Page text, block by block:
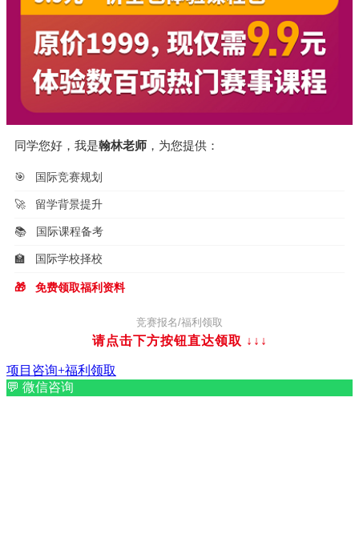
同学您好，我是翰林老师 ，为您提供：
🎯 国际竞赛规划
🚀 留学背景提升
📚 国际课程备考
🏫 国际学校择校
🎁 免费领取福利资料
竞赛报名/福利领取
请点击下方按钮直达领取 ↓↓↓
项目咨询+福利领取
💬 微信咨询